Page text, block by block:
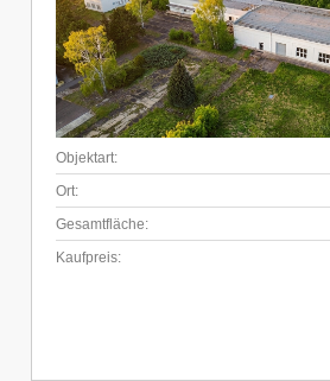
Objektart:
Ort:
Gesamtfläche:
Kaufpreis: